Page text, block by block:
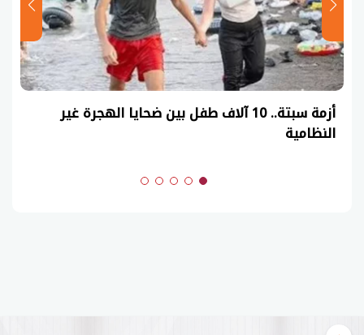
أزمة سبتة.. 10 آلاف طفل بين ضحايا الهجرة غير
النظامية